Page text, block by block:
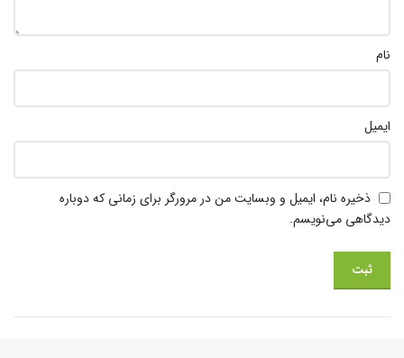
نام
ایمیل
ذخیره نام، ایمیل و وبسایت من در مرورگر برای زمانی که دوباره
دیدگاهی می‌نویسم.